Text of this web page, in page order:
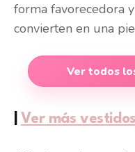
forma favorecedora
convierten en una
Ver todos
Ver más